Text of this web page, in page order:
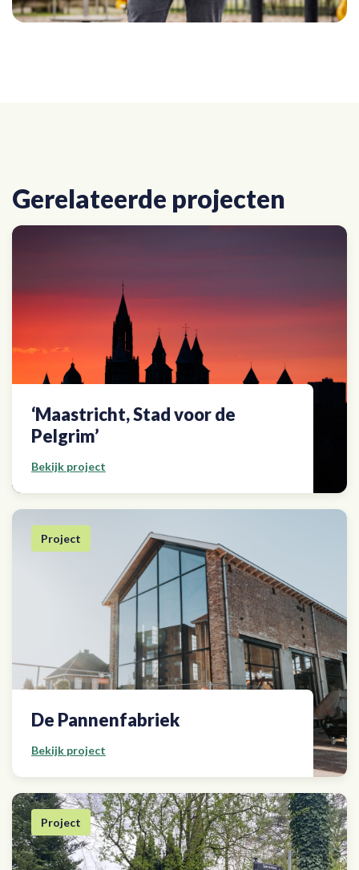
Gerelateerde projecten
‘Maastricht, Stad voor de
Pelgrim’
Bekijk project
Project
De Pannenfabriek
Bekijk project
Project